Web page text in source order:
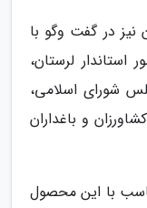
در گفت وگو با
استاندار لرستان،
شورای اسلامی،
و باغداران
با این محصول